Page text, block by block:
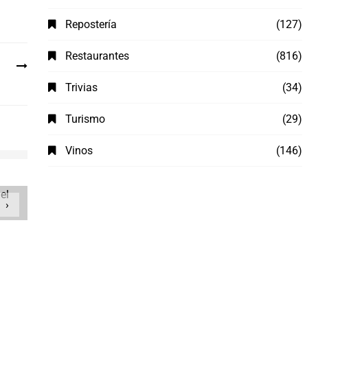
›
Repostería (127)
Restaurantes (816)
Trivias (34)
Turismo (29)
Vinos (146)